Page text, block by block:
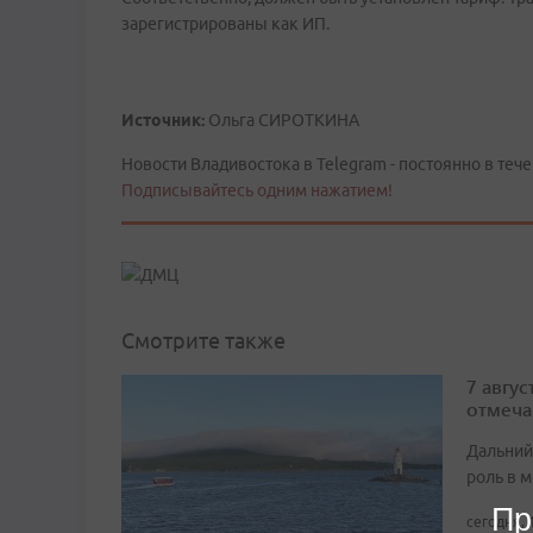
зарегистрированы как ИП.
Источник: Ольга СИРОТКИНА
Новости Владивостока в Telegram - постоянно в
Подписывайтесь одним нажатием!
Смотрите также
7
роль в
сегодня,